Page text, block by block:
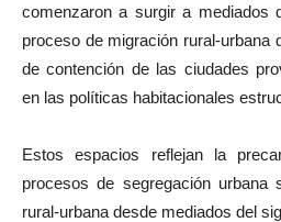
comenzaron a surgir a mediados
proceso de migración rural-urbana
de contención de las ciudades
en las políticas habitacionales
Estos espacios reflejan la
procesos de segregación urbana
rural-urbana desde mediados del